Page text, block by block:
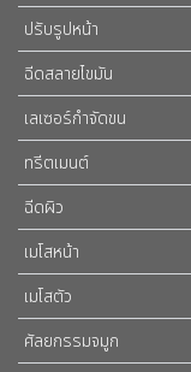
ปรับรูปหน้า
ฉีดสลายไขมัน
เลเซอร์กำจัดขน
ทรีตเมนต์
ฉีดผิว
เมโสหน้า
เมโสตัว
ศัลยกรรมจมูก